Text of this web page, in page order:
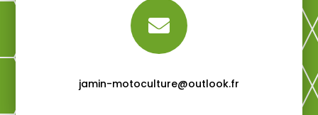

jamin-motoculture@outlook.fr